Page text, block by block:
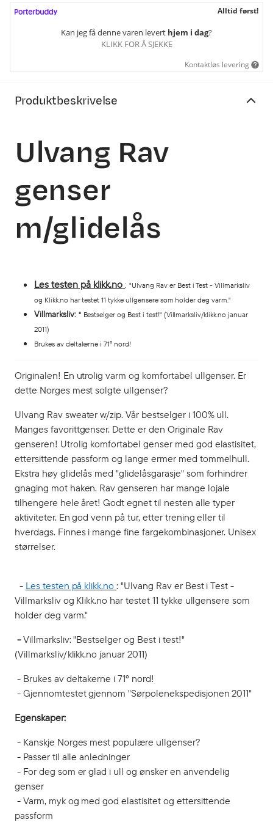
Alltid først!
Kan jeg få denne varen levert hjem i dag?
KLIKK FOR Å SJEKKE
Kontaktløs levering
Produktbeskrivelse
Ulvang Rav
genser
m/glidelås
Les testen på klikk.no : "Ulvang Rav er Best i Test - Villmarksliv
og Klikk.no har testet 11 tykke ullgensere som holder deg varm."
Villmarksliv: " Bestselger og Best i test!" (Villmarksliv/klikk.no januar
2011)
Brukes av deltakerne i 71° nord!
Originalen! En utrolig varm og komfortabel ullgenser. Er
dette Norges mest solgte ullgenser?
Ulvang Rav sweater w/zip. Vår bestselger i 100% ull.
Manges favorittgenser. Dette er den Originale Rav
genseren! Utrolig komfortabel genser med god elastisitet,
ettersittende passform og lange ermer med tommelhull.
Ekstra høy glidelås med "glidelåsgarasje" som forhindrer
gnaging mot haken. Rav genseren har mange lojale
tilhengere hele året! Godt egnet til nesten alle typer
aktiviteter. En god venn på tur, etter trening eller til
hverdags. Finnes i mange fine fargekombinasjoner. Unisex
størrelser.
- Les testen på klikk.no : "Ulvang Rav er Best i Test -
Villmarksliv og Klikk.no har testet 11 tykke ullgensere som
holder deg varm."
-Villmarksliv: "Bestselger og Best i test!"
(Villmarksliv/klikk.no januar 2011)
- Brukes av deltakerne i 71° nord!
- Gjennomtestet gjennom "Sørpolenekspedisjonen 2011"
Egenskaper:
- Kanskje Norges mest populære ullgenser?
- Passer til alle anledninger
- For deg som er glad i ull og ønsker en anvendelig
genser
- Varm, myk og med god elastisitet og ettersittende
passform